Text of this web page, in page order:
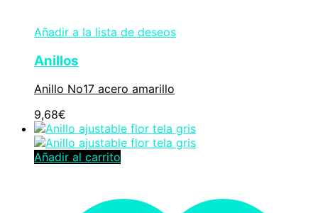
Añadir a la lista de deseos
Anillos
Anillo No17 acero amarillo
9,68€
Añadir al carrito